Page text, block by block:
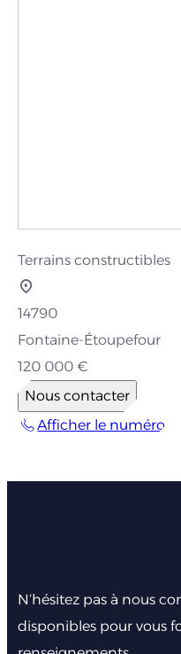
Terrains constructibles
14790
Fontaine-Étoupefour
120 000 €
Nous contacter
Afficher le numéro
N’hésitez pas à nous
disponibles pour vous